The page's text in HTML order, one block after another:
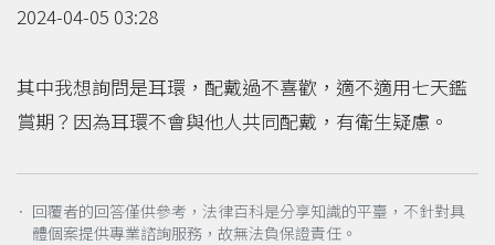
2024-04-05 03:28
其中我想詢問是耳環，配戴過不喜歡，適不適用七天鑑
賞期？因為耳環不會與他人共同配戴，有衛生疑慮。
． 回覆者的回答僅供參考，法律百科是分享知識的平臺，不針對具
體個案提供專業諮詢服務，故無法負保證責任。